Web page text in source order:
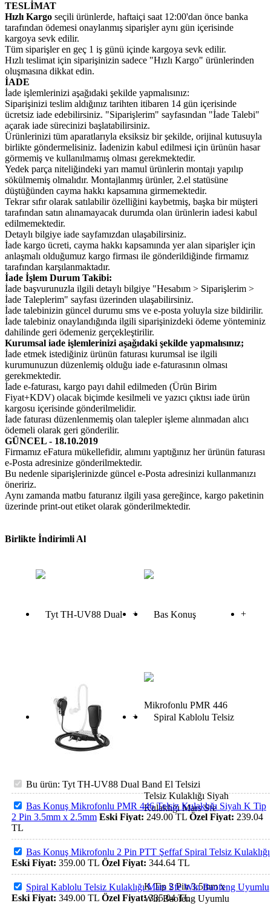
TESLİMAT
Hızlı Kargo seçili ürünlerde, haftaiçi saat 12:00'dan önce banka
tarafından ödemesi onaylanmış siparişler aynı gün içerisinde
kargoya sevk edilir.
Tüm siparişler en geç 1 iş günü içinde kargoya sevk edilir.
Hızlı teslimat için siparişinizin sadece "Hızlı Kargo" ürünlerinden
oluşmasına dikkat edin.
İADE
İade işlemlerinizi aşağıdaki şekilde yapmalısınız:
Siparişinizi teslim aldığınız tarihten itibaren 14 gün içerisinde
ücretsiz iade edebilirsiniz. "Siparişlerim" sayfasından "İade Talebi"
açarak iade sürecinizi başlatabilirsiniz.
Ürünlerinizi tüm aparatlarıyla eksiksiz bir şekilde, orijinal kutusuyla
birlikte göndermelisiniz. İadenizin kabul edilmesi için ürünün hasar
görmemiş ve kullanılmamış olması gerekmektedir.
Yedek parça niteliğindeki yarı mamul ürünlerin montajı yapılıp
sökülmemiş olmalıdır. Montajlanmış ürünler, 2.el statüsüne
düştüğünden cayma hakkı kapsamına girmemektedir.
Tekrar sıfır olarak satılabilir özelliğini kaybetmiş, başka bir müşteri
tarafından satın alınamayacak durumda olan ürünlerin iadesi kabul
edilmemektedir.
Detaylı bilgiye iade sayfamızdan ulaşabilirsiniz.
İade kargo ücreti, cayma hakkı kapsamında yer alan siparişler için
anlaşmalı olduğumuz kargo firması ile gönderildiğinde firmamız
tarafından karşılanmaktadır.
İade İşlem Durum Takibi:
İade başvurunuzla ilgili detaylı bilgiye "Hesabım > Siparişlerim >
İade Taleplerim" sayfası üzerinden ulaşabilirsiniz.
İade talebinizin güncel durumu sms ve e-posta yoluyla size bildirilir.
İade talebiniz onaylandığında ilgili siparişinizdeki ödeme yönteminiz
dahilinde geri ödemeniz gerçekleştirilir.
Kurumsal iade işlemlerinizi aşağıdaki şekilde yapmalısınız;
İade etmek istediğiniz ürünün faturası kurumsal ise ilgili
kurumunuzun düzenlemiş olduğu iade e-faturasının olması
gerekmektedir.
İade e-faturası, kargo payı dahil edilmeden (Ürün Birim
Fiyat+KDV) olacak biçimde kesilmeli ve yazıcı çıktısı iade ürün
kargosu içerisinde gönderilmelidir.
İade faturası düzenlenmemiş olan talepler işleme alınmadan alıcı
ödemeli olarak geri gönderilir.
GÜNCEL - 18.10.2019
Firmamız eFatura mükellefidir, alımını yaptığınız her ürünün faturası
e-Posta adresinize gönderilmektedir.
Bu nedenle siparişlerinizde güncel e-Posta adresinizi kullanmanızı
öneririz.
Aynı zamanda matbu faturanız ilgili yasa gereğince, kargo paketinin
üzerinde print-out etiket olarak gönderilmektedir.
Birlikte İndirimli Al
+ +
+
Bu ürün: Tyt TH-UV88 Dual Band El Telsizi
Bas Konuş Mikrofonlu PMR 446 Telsiz Kulaklığı Siyah K Tip
2 Pin 3.5mm x 2.5mm Eski Fiyat: 249.00 TL Özel Fiyat: 239.04
TL
Bas Konuş Mikrofonlu 2 Pin PTT Şeffaf Spiral Telsiz Kulaklığı
Eski Fiyat: 359.00 TL Özel Fiyat: 344.64 TL
Spiral Kablolu Telsiz Kulaklığı Mars Sfe Wln Baofeng Uyumlu
Eski Fiyat: 349.00 TL Özel Fiyat: 335.04TL